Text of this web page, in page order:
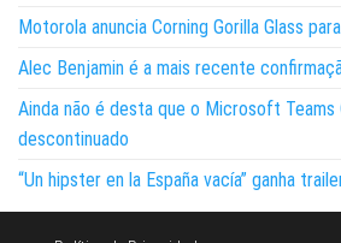
Motorola anuncia Corning Gorilla Glass
Alec Benjamin é a mais recente
Ainda não é desta que o Microsoft Teams
descontinuado
“Un hipster en la España vacía” ganha